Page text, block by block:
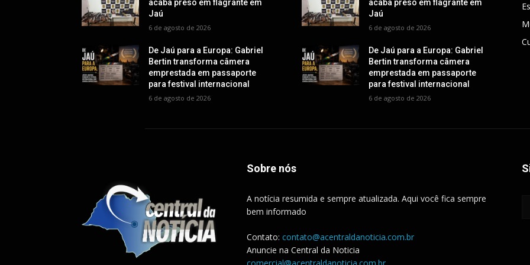
acaba preso em flagrante em
Jaú
6 de agosto de 2026
De Jaú para a Europa: Gabriel
Bertin transforma câmera
emprestada em passaporte
para festival internacional
6 de agosto de 2026
acaba preso em flagrante em
Jaú
6 de agosto de 2026
De Jaú para a Europa: Gabriel
Bertin transforma câmera
emprestada em passaporte
para festival internacional
6 de agosto de 2026
Sobre nós
A notícia resumida e sempre atualizada. Aqui você fica sempre
bem informado
Contato: contato@acentraldanoticia.com.br
Anuncie na Central da Noticia